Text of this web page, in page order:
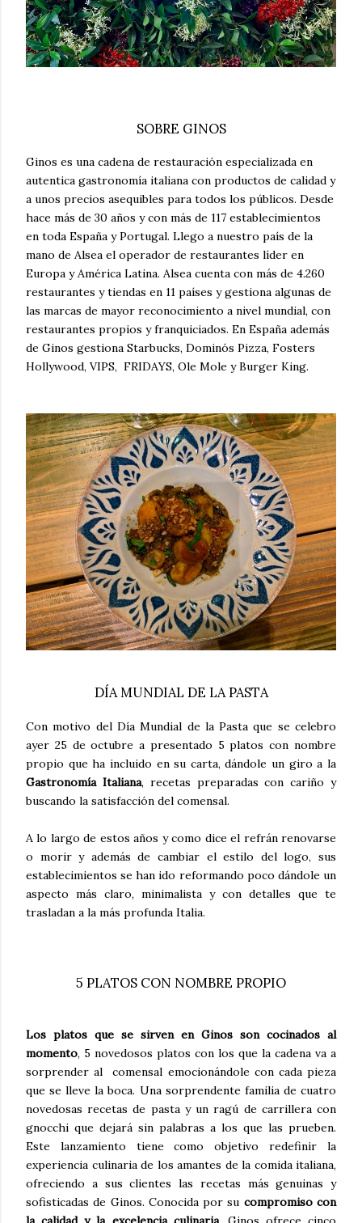
SOBRE GINOS
Ginos es una cadena de restauración especializada en
autentica gastronomía italiana con productos de calidad y
a unos precios asequibles para todos los públicos. Desde
hace más de 30 años y con más de 117 establecimientos
en toda España y Portugal. Llego a nuestro país de la
mano de Alsea el operador de restaurantes líder en
Europa y América Latina. Alsea cuenta con más de 4.260
restaurantes y tiendas en 11 países y gestiona algunas de
las marcas de mayor reconocimiento a nivel mundial, con
restaurantes propios y franquiciados. En España además
de Ginos gestiona Starbucks, Dominós Pizza, Fosters
Hollywood, VIPS, FRIDAYS, Ole Mole y Burger King.
DÍA MUNDIAL DE LA PASTA
Con motivo del Día Mundial de la Pasta que se celebro
ayer 25 de octubre a presentado 5 platos con nombre
propio que ha incluido en su carta, dándole un giro a la
Gastronomía Italiana, recetas preparadas con cariño y
buscando la satisfacción del comensal.
A lo largo de estos años y como dice el refrán renovarse
o morir y además de cambiar el estilo del logo, sus
establecimientos se han ido reformando poco dándole un
aspecto más claro, minimalista y con detalles que te
trasladan a la más profunda Italia.
5 PLATOS CON NOMBRE PROPIO
Los platos que se sirven en Ginos son cocinados al
momento, 5 novedosos platos con los que la cadena va a
sorprender al comensal emocionándole con cada pieza
que se lleve la boca. Una sorprendente familia de cuatro
novedosas recetas de pasta y un ragú de carrillera con
gnocchi que dejará sin palabras a los que las prueben.
Este lanzamiento tiene como objetivo redefinir la
experiencia culinaria de los amantes de la comida italiana,
ofreciendo a sus clientes las recetas más genuinas y
sofisticadas de Ginos. Conocida por su compromiso con